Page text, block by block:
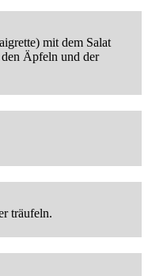
mit dem Salat
Äpfeln und der
träufeln.